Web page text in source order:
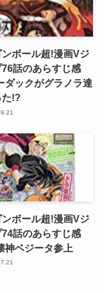
ンボール超!漫画Vジ
話のあらすじ感
ダックがグラノラ達
た!?
ンボール超!漫画Vジ
話のあらすじ感
神ベジータ参上